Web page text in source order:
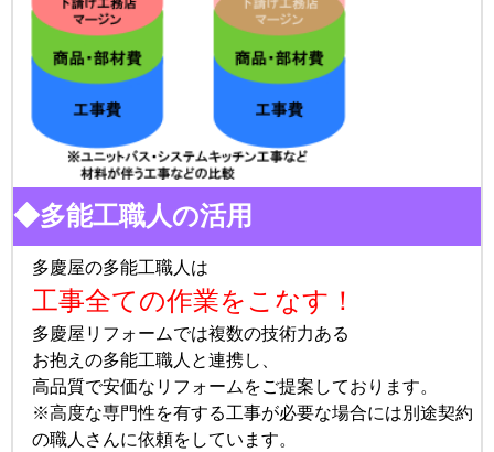
◆多能工職人の活用
多慶屋の多能工職人は
工事全ての作業をこなす！
多慶屋リフォームでは複数の技術力ある
お抱えの多能工職人と連携し、
高品質で安価なリフォームをご提案しております。
※高度な専門性を有する工事が必要な場合には別途契約
の職人さんに依頼をしています。